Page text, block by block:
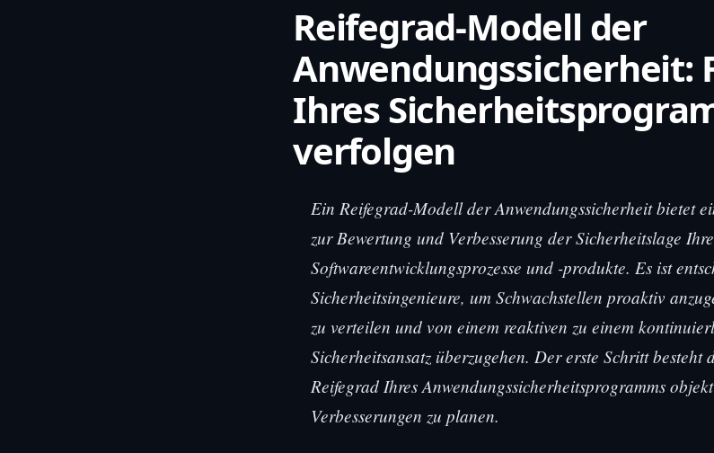
Reifegrad-Modell der
Anwendungssicherheit:
Ihres
verfolgen
Ein Reifegrad-Modell der Anwendungssicherheit bietet
zur Bewertung und Verbesserung der Sicherheitslage
Softwareentwicklungsprozesse und -produkte. Es ist
Sicherheitsingenieure, um Schwachstellen proaktiv
zu verteilen und von einem reaktiven zu einem
Sicherheitsansatz überzugehen. Der erste Schritt
Reifegrad Ihres Anwendungssicherheitsprogramms
Verbesserungen zu planen.